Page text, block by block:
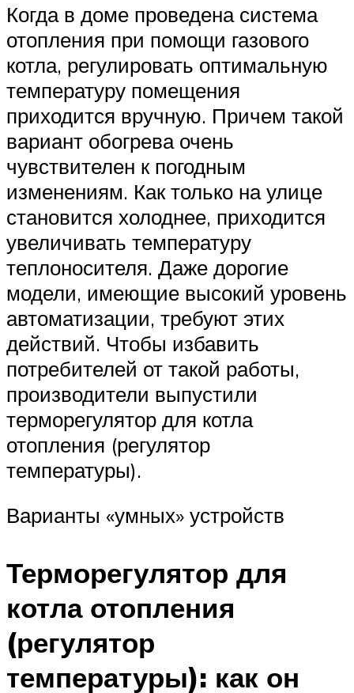
Когда в доме проведена система
отопления при помощи газового
котла, регулировать оптимальную
температуру помещения
приходится вручную. Причем такой
вариант обогрева очень
чувствителен к погодным
изменениям. Как только на улице
становится холоднее, приходится
увеличивать температуру
теплоносителя. Даже дорогие
модели, имеющие высокий уровень
автоматизации, требуют этих
действий. Чтобы избавить
потребителей от такой работы,
производители выпустили
терморегулятор для котла
отопления (регулятор
температуры).
Варианты «умных» устройств
Терморегулятор для
котла отопления
(регулятор
температуры): как он